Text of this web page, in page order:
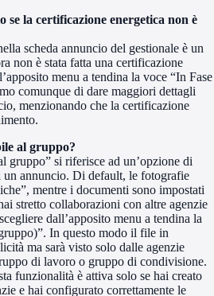
se la certificazione energetica non è
scheda annuncio del gestionale è un
non è stata fatta una certificazione
menu a tendina la voce “In Fase
comunque di dare maggiori dettagli
menzionando che la certificazione
al gruppo?
gruppo” si riferisce ad un’opzione di
annuncio. Di default, le fotografie
mentre i documenti sono impostati
stretto collaborazioni con altre agenzie
dall’apposito menu a tendina la
In questo modo il file in
ma sarà visto solo dalle agenzie
di lavoro o gruppo di condivisione.
funzionalità è attiva solo se hai creato
e hai configurato correttamente le